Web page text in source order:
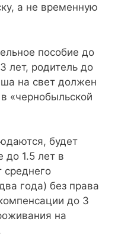
а не временную
пособие до
лет, родитель до
на свет должен
«чернобыльской
будет
до 1.5 лет в
среднего
года) без права
до 3
на